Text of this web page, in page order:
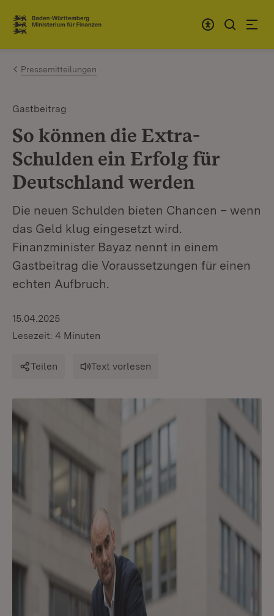
Zum Inhalt springen
Link zur Startseite
Pressemitteilungen
Gastbeitrag
So können die Extra-
Schulden ein Erfolg für
Deutschland werden
Die neuen Schulden bieten Chancen – wenn
das Geld klug eingesetzt wird.
Finanzminister Bayaz nennt in einem
Gastbeitrag die Voraussetzungen für einen
echten Aufbruch.
15.04.2025
Lesezeit: 4 Minuten
Teilen Text vorlesen